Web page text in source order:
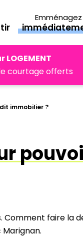
Emménagez
LOGEMENT
courtage offerts
immobilier ?
faire la